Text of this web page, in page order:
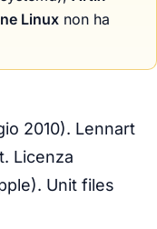
Linux non ha
2010). Lennart
Licenza
Unit files